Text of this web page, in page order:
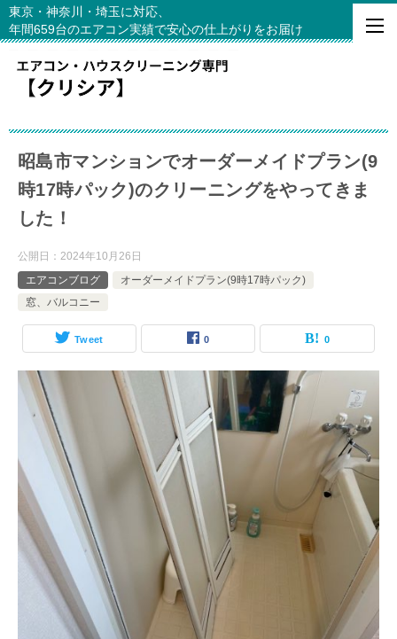
東京・神奈川・埼玉に対応、
年間659台のエアコン実績で安心の仕上がりをお届け
昭島市マンションでオーダーメイドプラン(9
時17時パック)のクリーニングをやってきま
した！
公開日： 2024年10月26日
エアコンブログ
オーダーメイドプラン(9時17時パック)
窓、バルコニー
Tweet 0 0